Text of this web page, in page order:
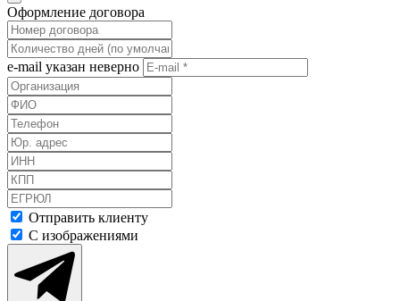
Оформление договора
e-mail указан неверно
Отправить клиенту
С изображениями